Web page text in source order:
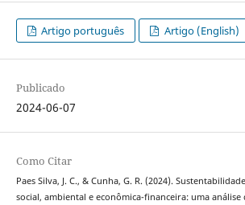
Artigo português Artigo (English)
Publicado
2024-06-07
Como Citar
Paes Silva, J. C., & Cunha, G. R. (2024).
social, ambiental e econômica-financeira: uma análise